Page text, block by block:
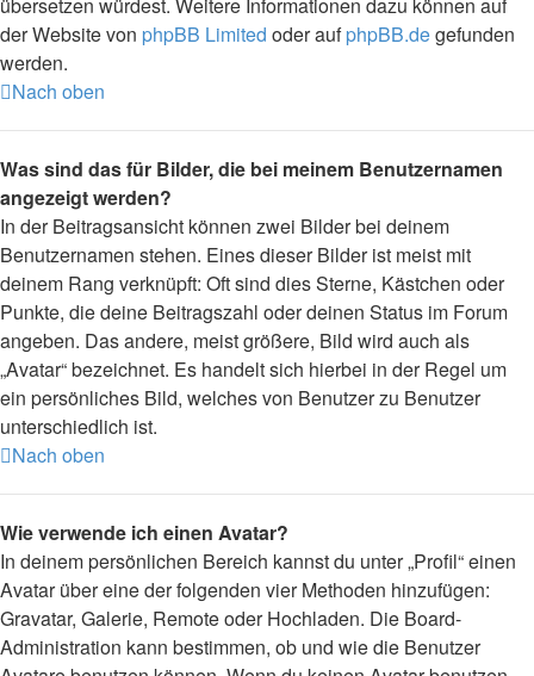
der Website von phpBB Limited oder aufphpBB.degefunden
werden.
Nach oben
Was sind das für Bilder, die bei meinem Benutzernamen
angezeigt werden?
In der Beitragsansicht können zwei Bilder bei deinem
Benutzernamen stehen. Eines dieser Bilder ist meist mit
deinem Rang verknüpft: Oft sind dies Sterne, Kästchen oder
Punkte, die deine Beitragszahl oder deinen Status im Forum
angeben. Das andere, meist größere, Bild wird auch als
„Avatar“ bezeichnet. Es handelt sich hierbei in der Regel um
ein persönliches Bild, welches von Benutzer zu Benutzer
unterschiedlich ist.
Nach oben
Wie verwende ich einen Avatar?
In deinem persönlichen Bereich kannst du unter „Profil“ einen
Avatar über eine der folgenden vier Methoden hinzufügen:
Gravatar, Galerie, Remote oder Hochladen. Die Board-
Administration kann bestimmen, ob und wie die Benutzer